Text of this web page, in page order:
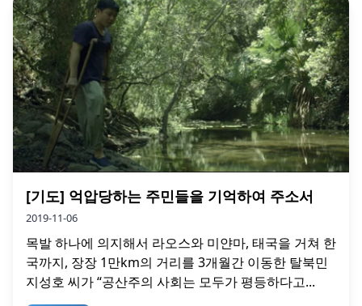
[기도] 억압당하는 주민들을 기억하여 주소서
2019-11-06
목발 하나에 의지해서 라오스와 미얀마, 태국을 거쳐 한
국까지, 장장 1만km의 거리를 3개월간 이동한 탈북민
지성호 씨가 “공산주의 사회는 모두가 평등하다고...